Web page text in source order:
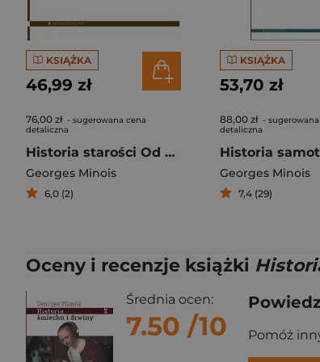
KSIĄŻKA
46,99 zł
76,00 zł - sugerowana cena
detaliczna
Historia starości Od starożytności do renesansu
Georges Minois
6,0 (2)
KSIĄŻKA
53,70 zł
88,00 zł -
detaliczna
Georges Minois
7,4 (29)
Oceny i recenzje książki
Średnia ocen:
7.50 /10 Pomóż